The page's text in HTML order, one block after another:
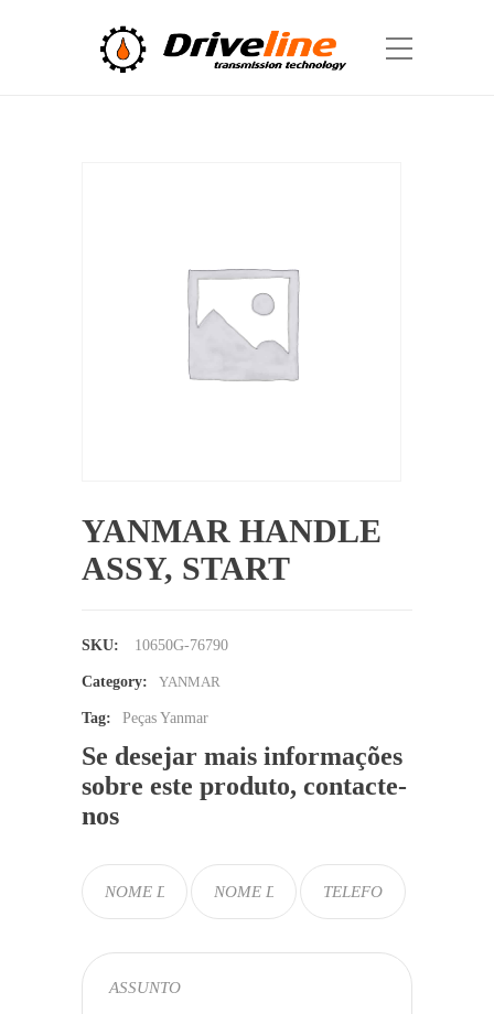
YANMAR HANDLE
ASSY, START
SKU: 10650G-76790
Category: YANMAR
Tag: Peças Yanmar
Se desejar mais informações
sobre este produto, contacte-
nos